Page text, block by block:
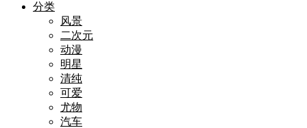
分类
风景
二次元
动漫
明星
清纯
可爱
尤物
汽车